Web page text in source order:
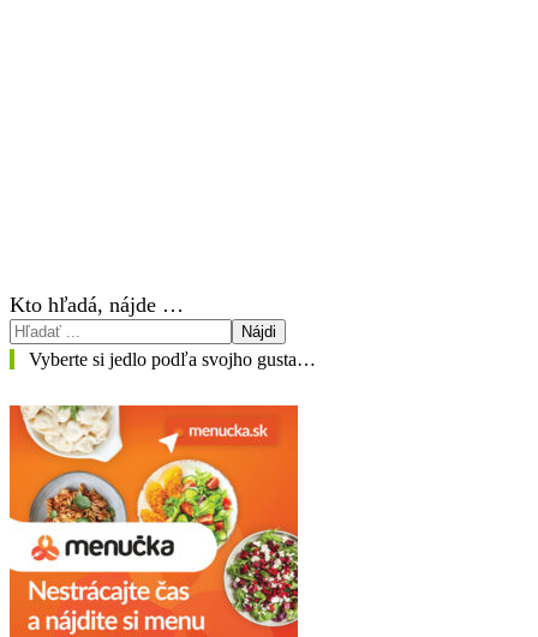
Kto hľadá, nájde …
Nájdi
Vyberte si jedlo podľa svojho gusta…